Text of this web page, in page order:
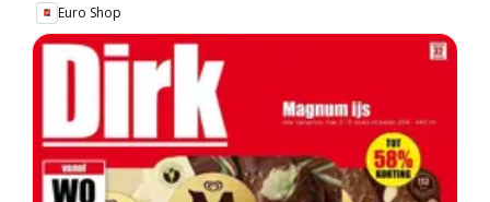
Euro Shop